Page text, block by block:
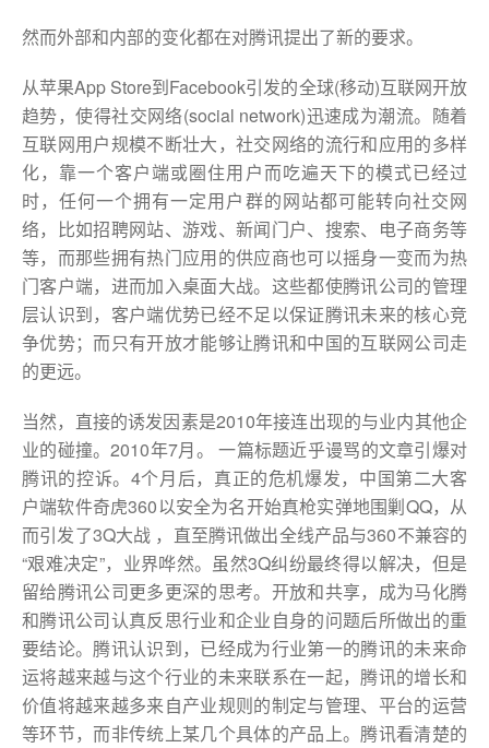
然而外部和内部的变化都在对腾讯提出了新的要求。
从苹果App Store到Facebook引发的全球(移动)互联网开放
趋势，使得社交网络(social network)迅速成为潮流。随着
互联网用户规模不断壮大，社交网络的流行和应用的多样
化，靠一个客户端或圈住用户而吃遍天下的模式已经过
时，任何一个拥有一定用户群的网站都可能转向社交网
络，比如招聘网站、游戏、新闻门户、搜索、电子商务等
等，而那些拥有热门应用的供应商也可以摇身一变而为热
门客户端，进而加入桌面大战。这些都使腾讯公司的管理
层认识到，客户端优势已经不足以保证腾讯未来的核心竞
争优势；而只有开放才能够让腾讯和中国的互联网公司走
的更远。
当然，直接的诱发因素是2010年接连出现的与业内其他企
业的碰撞。2010年7月。 一篇标题近乎谩骂的文章引爆对
腾讯的控诉。4个月后，真正的危机爆发，中国第二大客
户端软件奇虎360以安全为名开始真枪实弹地围剿QQ，从
而引发了3Q大战 ，直至腾讯做出全线产品与360不兼容的
“艰难决定”，业界哗然。虽然3Q纠纷最终得以解决，但是
留给腾讯公司更多更深的思考。开放和共享，成为马化腾
和腾讯公司认真反思行业和企业自身的问题后所做出的重
要结论。腾讯认识到，已经成为行业第一的腾讯的未来命
运将越来越与这个行业的未来联系在一起，腾讯的增长和
价值将越来越多来自产业规则的制定与管理、平台的运营
等环节，而非传统上某几个具体的产品上。腾讯看清楚的